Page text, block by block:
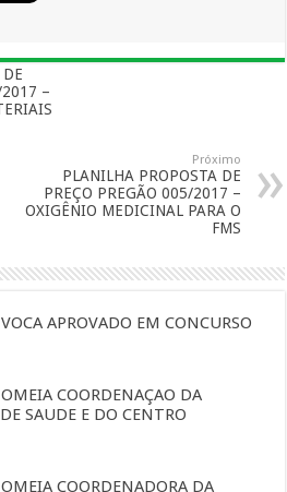
2017 –
Próximo
PLANILHA PROPOSTA DE
PREÇO PREGÃO 005/2017 –
OXIGÊNIO MEDICINAL PARA O
FMS
APROVADO EM CONCURSO
COORDENAÇAO DA
SAUDE E DO CENTRO
COORDENADORA DA